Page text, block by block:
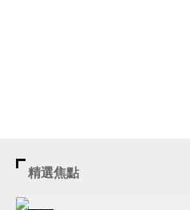
精選焦點